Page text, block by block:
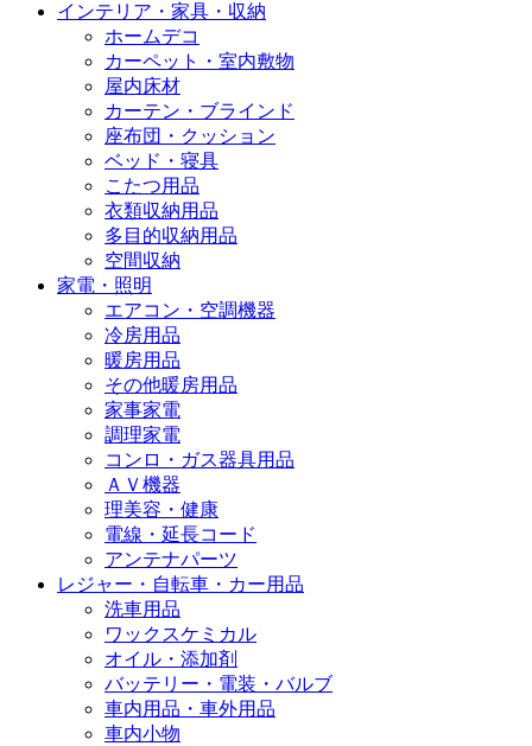
インテリア・家具・収納
ホームデコ
カーペット・室内敷物
屋内床材
カーテン・ブラインド
座布団・クッション
ベッド・寝具
こたつ用品
衣類収納用品
多目的収納用品
空間収納
家電・照明
エアコン・空調機器
冷房用品
暖房用品
その他暖房用品
家事家電
調理家電
コンロ・ガス器具用品
ＡＶ機器
理美容・健康
電線・延長コード
アンテナパーツ
レジャー・自転車・カー用品
洗車用品
ワックスケミカル
オイル・添加剤
バッテリー・電装・バルブ
車内用品・車外用品
車内小物